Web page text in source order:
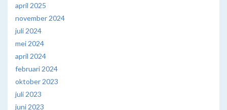
april 2025
november 2024
juli 2024
mei 2024
april 2024
februari 2024
oktober 2023
juli 2023
juni 2023